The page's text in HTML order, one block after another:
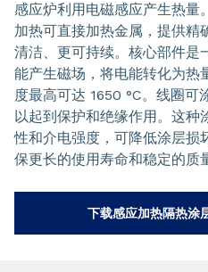
感应炉利用电磁感应产生热量
加热可直接加热金属，提供精
清洁、更可持续。核心部件是
能产生磁场，将电能转化为热
度最高可达 1650 °C。线圈可
以起到保护和绝缘作用。这种
性和介电强度，可降低涂层损
保更长的使用寿命和稳定的质
下载感应加热隔热涂